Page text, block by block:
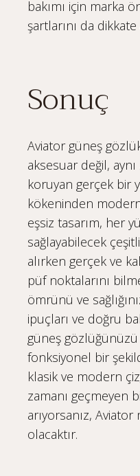
bakımı için marka
şartlarını da dikkate
Sonuç
Aviator güneş
aksesuar değil, aynı
koruyan gerçek bir
kökeninden
eşsiz tasarım, her
sağlayabilecek
alırken gerçek ve
püf noktalarını
ömrünü ve
ipuçları ve doğru
güneş
fonksiyonel bir
klasik ve modern
zamanı geçmeyen
arıyorsanız,
olacaktır.